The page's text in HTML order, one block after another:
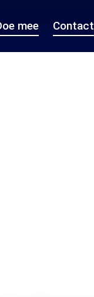
mee Contact